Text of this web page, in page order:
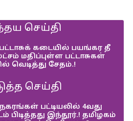
செய்தி
கடையில் பயங்கர தீ
மதிப்புள்ள பட்டாசுகள்
வெடித்து சேதம்.!
செய்தி
பட்டியலில் 4வது
பிடித்தது இந்தூர்.! தமிழகம்